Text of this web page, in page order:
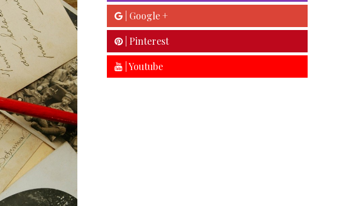
| Google +
| Pinterest
| Youtube